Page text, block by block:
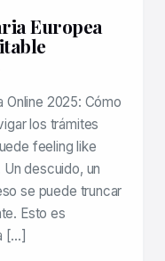
Europea
Online 2025: Cómo
los trámites
feeling like
descuido, un
se puede truncar
Esto es
[…]